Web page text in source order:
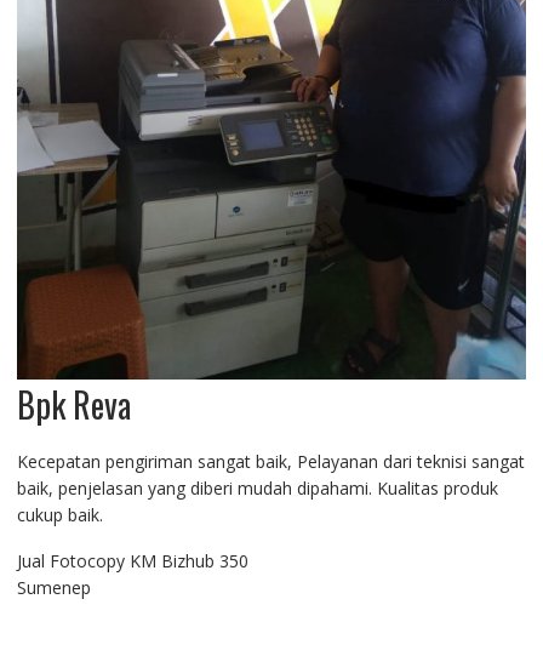
Bpk Reva
Kecepatan pengiriman sangat baik, Pelayanan dari teknisi sangat
baik, penjelasan yang diberi mudah dipahami. Kualitas produk
cukup baik.
Jual Fotocopy KM Bizhub 350
Sumenep